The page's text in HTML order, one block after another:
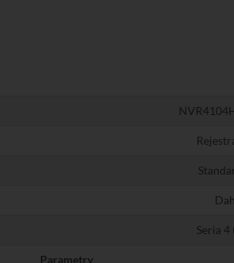
Seria 4
Parametry